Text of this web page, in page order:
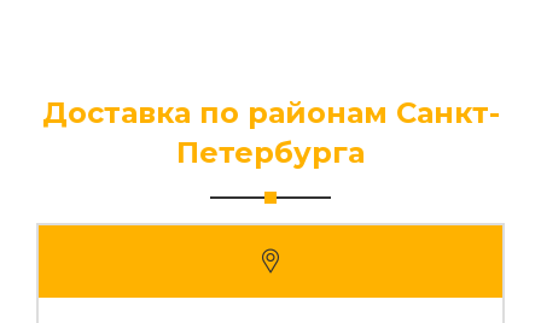
Доставка по районам Санкт-
Петербурга